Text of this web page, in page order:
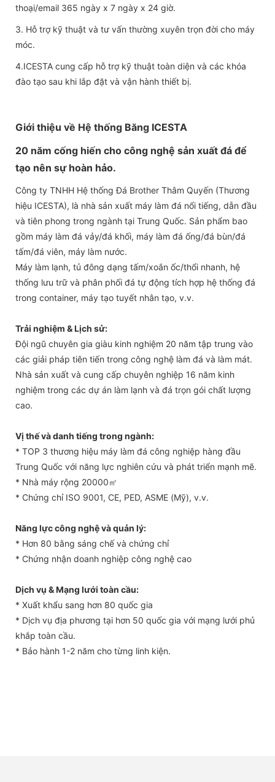
thoại/email 365 ngày x 7 ngày x 24 giờ.
3. Hỗ trợ kỹ thuật và tư vấn thường xuyên trọn đời cho máy
móc.
4.ICESTA cung cấp hỗ trợ kỹ thuật toàn diện và các khóa
đào tạo sau khi lắp đặt và vận hành thiết bị.
Giới thiệu về Hệ thống Băng ICESTA
20 năm cống hiến cho công nghệ sản xuất đá để
tạo nên sự hoàn hảo.
Công ty TNHH Hệ thống Đá Brother Thâm Quyến (Thương
hiệu ICESTA), là nhà sản xuất máy làm đá nổi tiếng, dẫn đầu
và tiên phong trong ngành tại Trung Quốc. Sản phẩm bao
gồm máy làm đá vảy/đá khối, máy làm đá ống/đá bùn/đá
tấm/đá viên, máy làm nước.
Máy làm lạnh, tủ đông dạng tấm/xoắn ốc/thổi nhanh, hệ
thống lưu trữ và phân phối đá tự động tích hợp hệ thống đá
trong container, máy tạo tuyết nhân tạo, v.v.
Trải nghiệm & Lịch sử:
Đội ngũ chuyên gia giàu kinh nghiệm 20 năm tập trung vào
các giải pháp tiên tiến trong công nghệ làm đá và làm mát.
Nhà sản xuất và cung cấp chuyên nghiệp 16 năm kinh
nghiệm trong các dự án làm lạnh và đá trọn gói chất lượng
cao.
Vị thế và danh tiếng trong ngành:
* TOP 3 thương hiệu máy làm đá công nghiệp hàng đầu
Trung Quốc với năng lực nghiên cứu và phát triển mạnh mẽ.
* Nhà máy rộng 20000㎡
* Chứng chỉ ISO 9001, CE, PED, ASME (Mỹ), v.v.
Năng lực công nghệ và quản lý:
* Hơn 80 bằng sáng chế và chứng chỉ
* Chứng nhận doanh nghiệp công nghệ cao
Dịch vụ & Mạng lưới toàn cầu:
* Xuất khẩu sang hơn 80 quốc gia
* Dịch vụ địa phương tại hơn 50 quốc gia với mạng lưới phủ
khắp toàn cầu.
* Bảo hành 1-2 năm cho từng linh kiện.